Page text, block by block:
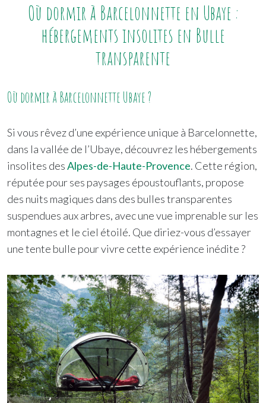
Où dormir à Barcelonnette en Ubaye :
hébergements insolites en Bulle
transparente
Où dormir à Barcelonnette Ubaye ?
Si vous rêvez d’une expérience unique à Barcelonnette,
dans la vallée de l’Ubaye, découvrez les hébergements
insolites desAlpes-de-Haute-Provence. Cette région,
réputée pour ses paysages époustouflants, propose
des nuits magiques dans des bulles transparentes
suspendues aux arbres, avec une vue imprenable sur les
montagnes et le ciel étoilé. Que diriez-vous d’essayer
une tente bulle pour vivre cette expérience inédite ?